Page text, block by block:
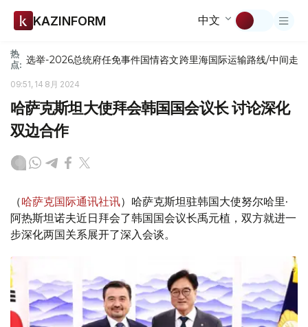
KAZINFORM 中文
热
点: 选举-2026总统府任免事件国情咨文跨里海国际运输路线/中间走廊
09:51, 14 8月 2024
哈萨克斯坦大使拜会韩国国会议长 讨论深化
双边合作
（哈萨克国际通讯社讯）哈萨克斯坦驻韩国大使努尔哈里·
阿热斯坦诺夫近日拜会了韩国国会议长禹元植，双方就进一
步深化两国关系展开了深入会谈。